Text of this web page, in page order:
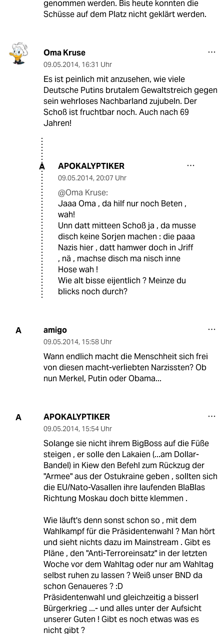
genommen werden. Bis heute konnten die
Schüsse auf dem Platz nicht geklärt werden.
Oma Kruse
09.05.2014, 16:31 Uhr
Es ist peinlich mit anzusehen, wie viele
Deutsche Putins brutalem Gewaltstreich gegen
sein wehrloses Nachbarland zujubeln. Der
Schoß ist fruchtbar noch. Auch nach 69
Jahren!
A APOKALYPTIKER
09.05.2014, 20:07 Uhr
@Oma Kruse:
Jaaa Oma , da hilf nur noch Beten ,
wah!
Unn datt mitteen Schoß ja , da musse
disch keine Sorjen machen : die paaa
Nazis hier , datt hamwer doch in Jriff
, nä , machse disch ma nisch inne
Hose wah !
Wie alt bisse eijentlich ? Meinze du
blicks noch durch?
A amigo
09.05.2014, 15:58 Uhr
Wann endlich macht die Menschheit sich frei
von diesen macht-verliebten Narzissten? Ob
nun Merkel, Putin oder Obama...
A APOKALYPTIKER
09.05.2014, 15:54 Uhr
Solange sie nicht ihrem BigBoss auf die Füße
steigen , er solle den Lakaien (...am Dollar-
Bandel) in Kiew den Befehl zum Rückzug der
"Armee" aus der Ostukraine geben , sollten sich
die EU/Nato-Vasallen ihre laufenden BlaBlas
Richtung Moskau doch bitte klemmen .
Wie läuft's denn sonst schon so , mit dem
Wahlkampf für die Präsidentenwahl ? Man hört
und sieht nichts dazu im Mainstream . Gibt es
Pläne , den "Anti-Terroreinsatz" in der letzten
Woche vor dem Wahltag oder nur am Wahltag
selbst ruhen zu lassen ? Weiß unser BND da
schon Genaueres ? :D
Präsidentenwahl und gleichzeitig a bisserl
Bürgerkrieg ...- und alles unter der Aufsicht
unserer Guten ! Gibt es noch etwas was es
nicht gibt ?